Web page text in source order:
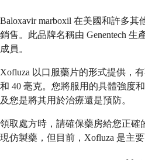
Baloxavir marboxil 在美國和許多其
銷售。此品牌名稱由 Genentech 生
成員。
Xofluza 以口服藥片的形式提供，
和 40 毫克。您將服用的具體強度
及您是將其用於治療還是預防。
領取處方時，請確保藥房給您正確
現仿製藥，但目前，Xofluza 是主要